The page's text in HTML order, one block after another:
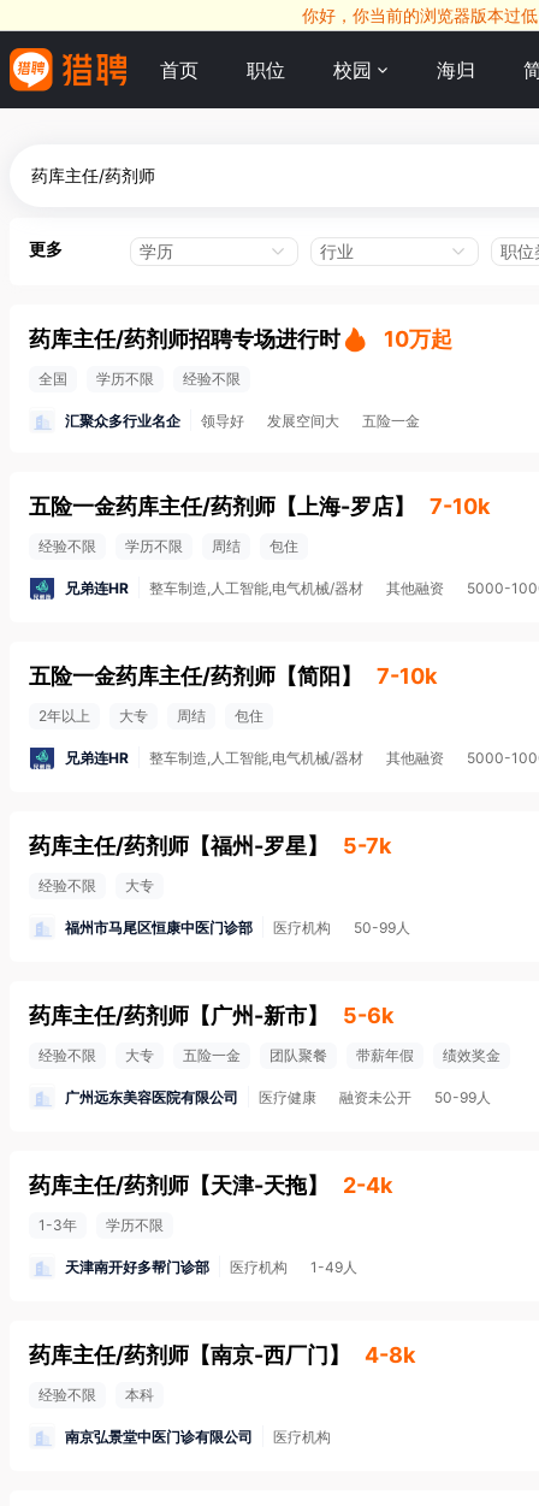
你好，你当前的浏览器版本过
首页 职位 校园 海归
更多 学历 行业 职位
药库主任/药剂师招聘专场进行时 10万起
全国 学历不限 经验不限
汇聚众多行业名企 领导好 发展空间大 五险一金
五险一金药库主任/药剂师 【 上海-罗店】 7-10k
经验不限 学历不限 周结 包住
兄弟连HR 整车制造,人工智能,电气机械/器材 其他融资 5000-
五险一金药库主任/药剂师 【简阳 】 7-10k
2年以上 大专 周结 包住
兄弟连HR 整车制造,人工智能,电气机械/器材 其他融资 5000-
药库主任/药剂师 【福州-罗星】 5-7k
经验不限 大专
福州市马尾区恒康中医门诊部 医疗机构 50-99人
药库主任/药剂师 【广州-新市】 5-6k
经验不限 大专 五险一金 团队聚餐 带薪年假 绩效奖金
广州远东美容医院有限公司 医疗健康 融资未公开 50-99人
药库主任/药剂师 【天津-天拖】 2-4k
1-3年 学历不限
天津南开好多帮门诊部 医疗机构 1-49人
药库主任/药剂师 【南京-西厂门 】 4-8k
经验不限 本科
南京弘景堂中医门诊有限公司 医疗机构